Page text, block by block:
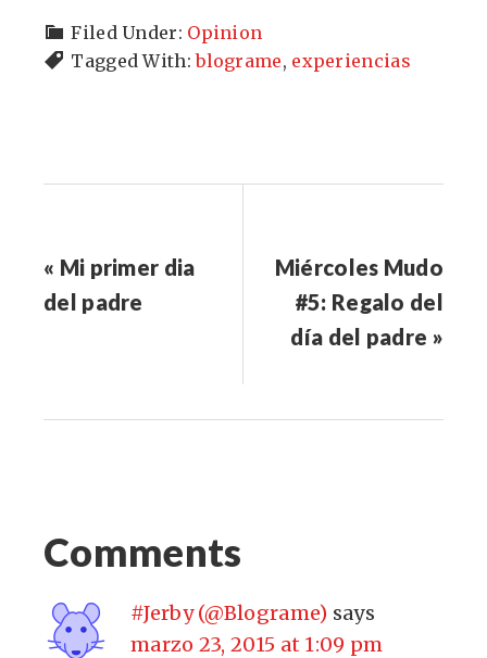
Filed Under: Opinion
Tagged With:blograme, experiencias
« Mi primer dia
del padre
Miércoles Mudo
#5: Regalo del
día del padre »
Comments
#Jerby (@Blograme) says
marzo 23, 2015 at 1:09 pm